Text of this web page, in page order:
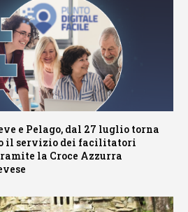
e Pelago, dal 27 luglio torna
il servizio dei facilitatori
la Croce Azzurra